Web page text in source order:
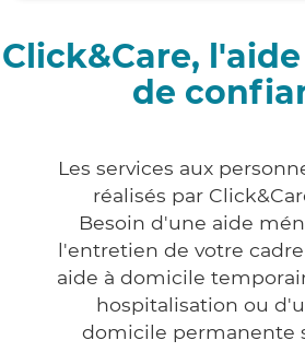
Click&Care,
de
Les services aux
réalisés par
Besoin d'une aide
l'entretien de votre
aide à domicile
hospitalisation ou
domicile permanente